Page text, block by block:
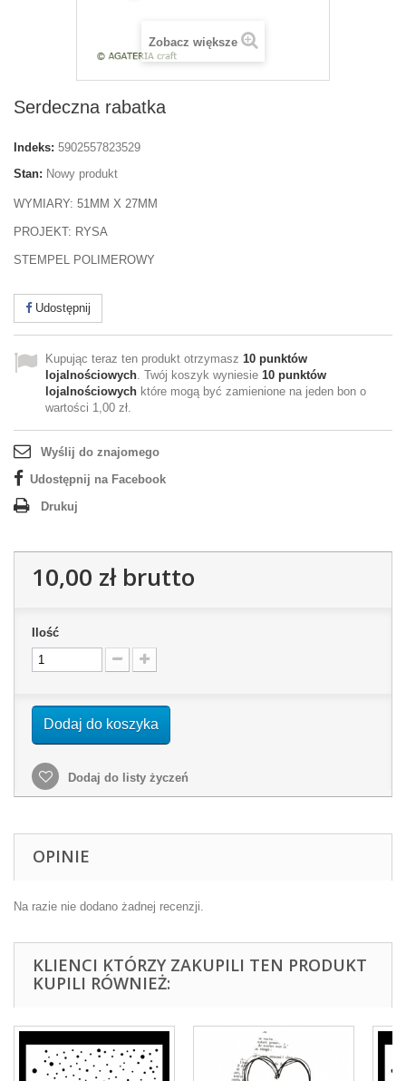
Zobacz większe
Serdeczna rabatka
Indeks: 5902557823529
Stan: Nowy produkt
WYMIARY: 51MM X 27MM
PROJEKT: RYSA
STEMPEL POLIMEROWY
Udostępnij
Kupując teraz ten produkt otrzymasz 10 punktów
lojalnościowych. Twój koszyk wyniesie 10 punktów
lojalnościowych które mogą być zamienione na jeden bon o
wartości 1,00 zł.
Wyślij do znajomego
Udostępnij na Facebook
Drukuj
10,00 złbrutto
Ilość
Dodaj do koszyka
Dodaj do listy życzeń
OPINIE
Na razie nie dodano żadnej recenzji.
KLIENCI KTÓRZY ZAKUPILI TEN PRODUKT
KUPILI RÓWNIEŻ: